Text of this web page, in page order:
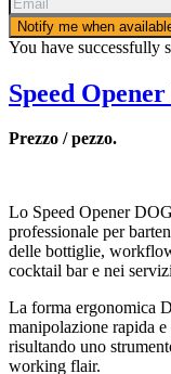
Notify me when
You have successfully
Speed
Prezzo / pezzo.
Lo Speed Opener
professionale per
delle bottiglie,
cocktail bar e nei
La forma ergonomica
manipolazione rapida
risultando uno
working flair.